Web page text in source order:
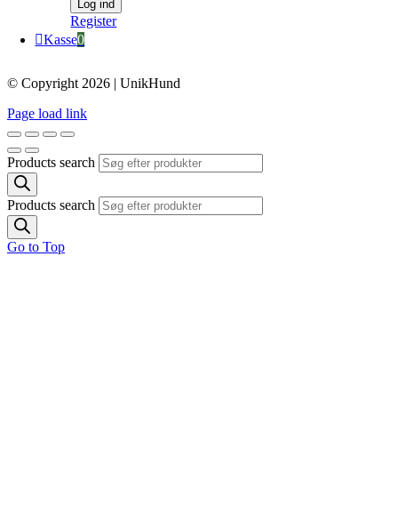
Register
Kasse0
© Copyright 2026 | UnikHund
Page load link
Products search
Products search
Go to Top